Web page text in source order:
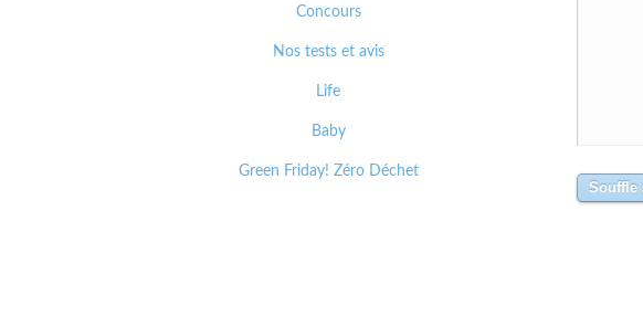
Concours
Nos tests et avis
Life
Baby
Green Friday! Zéro Déchet